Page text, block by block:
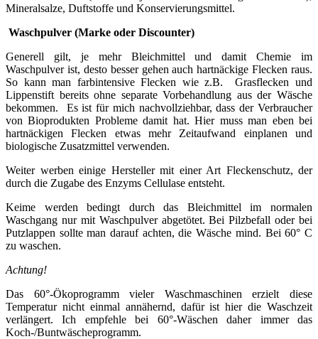
Mineralsalze, Duftstoffe und Konservierungsmittel.
Waschpulver (Marke oder Discounter)
Generell gilt, je mehr Bleichmittel und damit Chemie im
Waschpulver ist, desto besser gehen auch hartnäckige Flecken raus.
So kann man farbintensive Flecken wie z.B. Grasflecken und
Lippenstift bereits ohne separate Vorbehandlung aus der Wäsche
bekommen. Es ist für mich nachvollziehbar, dass der Verbraucher
von Bioprodukten Probleme damit hat. Hier muss man eben bei
hartnäckigen Flecken etwas mehr Zeitaufwand einplanen und
biologische Zusatzmittel verwenden.
Weiter werben einige Hersteller mit einer Art Fleckenschutz, der
durch die Zugabe des Enzyms Cellulase entsteht.
Keime werden bedingt durch das Bleichmittel im normalen
Waschgang nur mit Waschpulver abgetötet. Bei Pilzbefall oder bei
Putzlappen sollte man darauf achten, die Wäsche mind. Bei 60° C
zu waschen.
Achtung!
Das 60°-Ökoprogramm vieler Waschmaschinen erzielt diese
Temperatur nicht einmal annähernd, dafür ist hier die Waschzeit
verlängert. Ich empfehle bei 60°-Wäschen daher immer das
Koch-/Buntwäscheprogramm.